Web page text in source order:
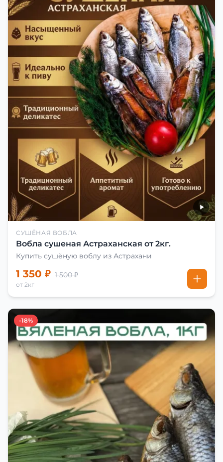
СУШЁНАЯ ВОБЛА
Вобла сушеная Астраханская от 2кг.
Купить сушёную воблу из Астрахани
1 350 ₽ 1 500 ₽
от 2кг
-18%